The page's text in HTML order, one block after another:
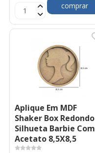
comprar
Aplique Em MDF
Shaker Box Redondo
Silhueta Barbie Com
Acetato 8,5X8,5